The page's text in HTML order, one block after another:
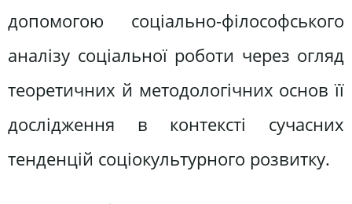
допомогою соціально-філософського
аналізу соціальної роботи через огляд
теоретичних й методологічних основ її
дослідження в контексті сучасних
тенденцій соціокультурного розвитку.